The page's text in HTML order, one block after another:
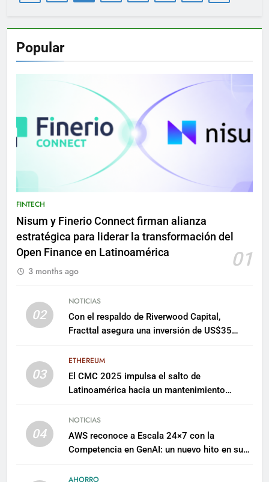
Popular
FINTECH
Nisum y Finerio Connect firman alianza
estratégica para liderar la transformación del
Open Finance en Latinoamérica
01
3 months ago
02
NOTICIAS
Con el respaldo de Riverwood Capital,
Fracttal asegura una inversión de US$35
03
ETHEREUM
El CMC 2025 impulsa el salto de
Latinoamérica hacia un mantenimiento
04
NOTICIAS
AWS reconoce a Escala 24×7 con la
Competencia en GenAI: un nuevo hito en su
AHORRO